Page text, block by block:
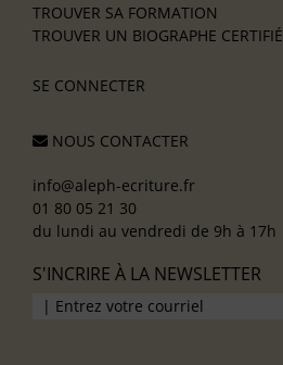
TROUVER SA FORMATION
TROUVER UN BIOGRAPHE CERTIFIÉ
SE CONNECTER
NOUS CONTACTER
info@aleph-ecriture.fr
01 80 05 21 30
du lundi au vendredi de 9h à 17h
S'INCRIRE À LA NEWSLETTER